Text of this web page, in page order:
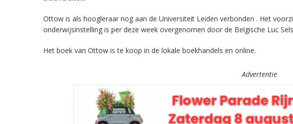
Ottow is als hoogleraar nog aan de Universiteit Leiden verbonden . Het
onderwijsinstelling is per deze week overgenomen door de Belgische Luc
Het boek van Ottow is te koop in de lokale boekhandels en online.
Advertentie